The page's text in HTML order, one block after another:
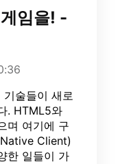
임을! -
술들이 새로
. HTML5와
며 여기에 구
Client)
한 일들이 가